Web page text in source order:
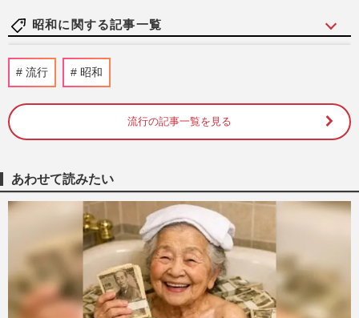
昭和に関する記事一覧
週刊女性2026年8月11日号 2026/8/2
の裏で「ハリウッドかレコ大か」の葛藤…
子どもがシーツでマネした…
週刊女性2026年7月28日・8月4日号 2026/7/25
【昭和芸能スキャンダル】長嶋茂雄さん、
幻となった司葉子との婚約報道 日本中が
仰天した「世紀の大誤報」
週刊女性2026年6月30日号 2026/6/20
流行 昭和
流行の記事一覧を見る
あわせて読みたい